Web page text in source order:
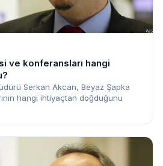
ve konferansları hangi
Serkan Akcan, Beyaz Şapka
hangi ihtiyaçtan doğduğunu